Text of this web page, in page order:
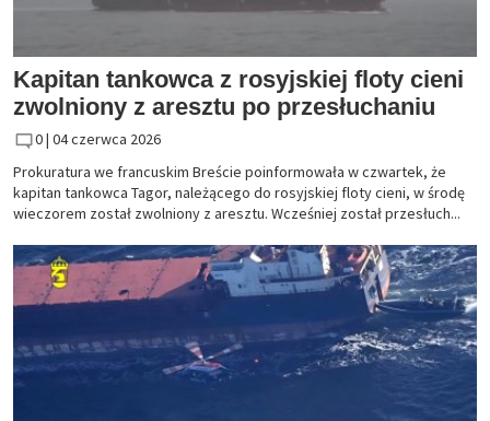
Kapitan tankowca z rosyjskiej floty cieni
zwolniony z aresztu po przesłuchaniu
0 | 04 czerwca 2026
Prokuratura we francuskim Breście poinformowała w czwartek, że
kapitan tankowca Tagor, należącego do rosyjskiej floty cieni, w środę
wieczorem został zwolniony z aresztu. Wcześniej został przesłuch...